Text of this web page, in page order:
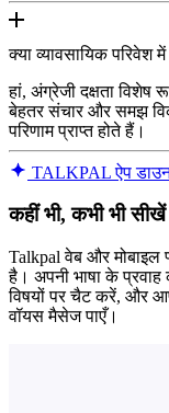
क्या व्यावसायिक परिवेश
हां, अंग्रेजी दक्षता विशेष
बेहतर संचार और समझ
परिणाम प्राप्त होते हैं।
TALKPAL ऐप
कहीं भी, कभी भी सीखें
Talkpal वेब और मोबाइल
है। अपनी भाषा के
विषयों पर चैट करें, और
वॉयस मैसेज पाएँ।